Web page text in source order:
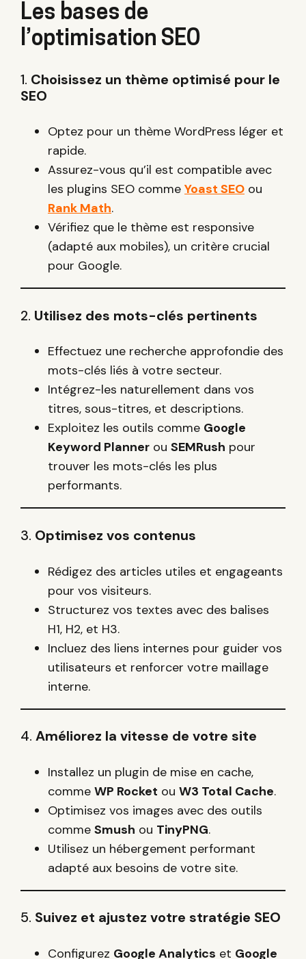
Les bases de
l’optimisation SEO
1. Choisissez un thème optimisé pour le
SEO
Optez pour un thème WordPress léger et
rapide.
Assurez-vous qu’il est compatible avec
les plugins SEO comme Yoast SEO ou
Rank Math.
Vérifiez que le thème est responsive
(adapté aux mobiles), un critère crucial
pour Google.
2. Utilisez des mots-clés pertinents
Effectuez une recherche approfondie des
mots-clés liés à votre secteur.
Intégrez-les naturellement dans vos
titres, sous-titres, et descriptions.
Exploitez les outils comme Google
Keyword Planner ou SEMRush pour
trouver les mots-clés les plus
performants.
3. Optimisez vos contenus
Rédigez des articles utiles et engageants
pour vos visiteurs.
Structurez vos textes avec des balises
H1, H2, et H3.
Incluez des liens internes pour guider vos
utilisateurs et renforcer votre maillage
interne.
4. Améliorez la vitesse de votre site
Installez un plugin de mise en cache,
comme WP Rocket ou W3 Total Cache.
Optimisez vos images avec des outils
comme Smush ou TinyPNG.
Utilisez un hébergement performant
adapté aux besoins de votre site.
5. Suivez et ajustez votre stratégie SEO
Configurez Google Analytics et Google